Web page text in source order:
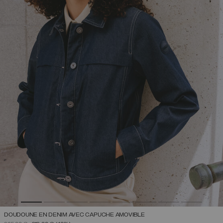
DOUDOUNE EN DENIM AVEC CAPUCHE AMOVIBLE